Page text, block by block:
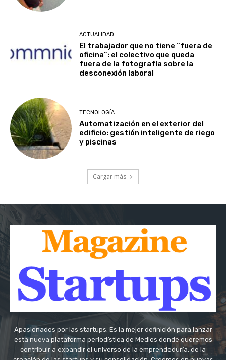
ACTUALIDAD
El trabajador que no tiene “fuera de
oficina”: el colectivo que queda
fuera de la fotografía sobre la
desconexión laboral
TECNOLOGÍA
Automatización en el exterior del
edificio: gestión inteligente de riego
y piscinas
Cargar más
Apasionados por las startups. Es la mejor definición para lanzar
esta nueva plataforma periodística de Medios donde queremos
contribuir a expandir el universo de la emprendeduría, de la